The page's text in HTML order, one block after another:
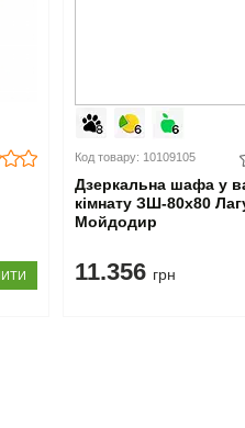
Код товару: 10109105
Дзеркальна шафа у
кімнату ЗШ-80x80
Мойдодир
11.356 грн